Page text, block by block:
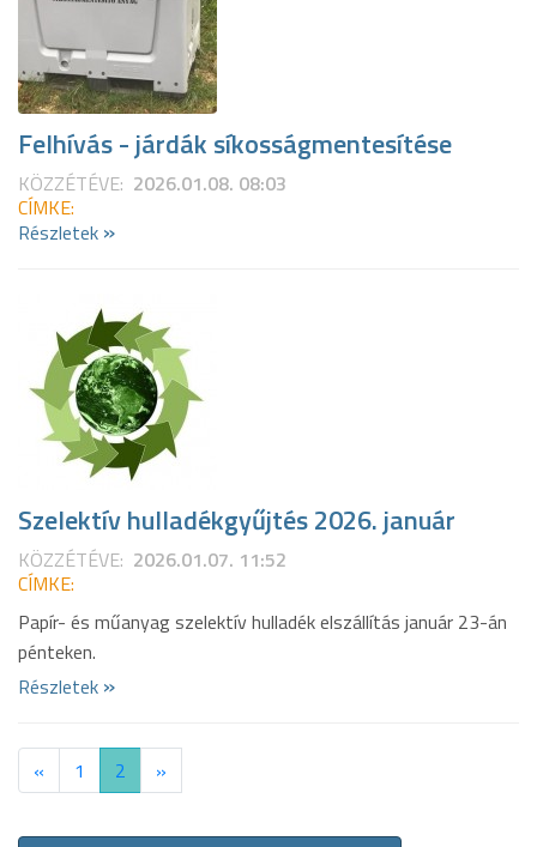
Felhívás - járdák síkosságmentesítése
KÖZZÉTÉVE: 2026.01.08. 08:03
CÍMKE:
Részletek »
Szelektív hulladékgyűjtés 2026. január
KÖZZÉTÉVE: 2026.01.07. 11:52
CÍMKE:
Papír- és műanyag szelektív hulladék elszállítás január 23-án
pénteken.
Részletek »
« 1 2 »